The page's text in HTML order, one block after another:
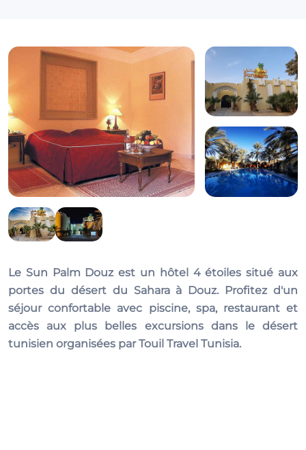
Le Sun Palm Douz est un hôtel 4 étoiles situé aux
portes du désert du Sahara à Douz. Profitez d'un
séjour confortable avec piscine, spa, restaurant et
accès aux plus belles excursions dans le désert
tunisien organisées par Touil Travel Tunisia.